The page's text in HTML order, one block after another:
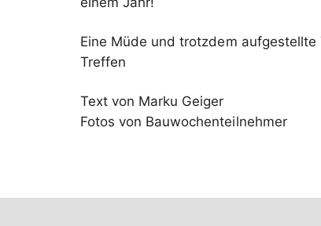
Eine Müde und trotzdem
Treffen
Text von Marku Geiger
Fotos von Bauwochenteilnehmer